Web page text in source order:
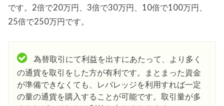
です。2倍で20万円、3倍で30万円、10倍で100万円、
25倍で250万円です。
為替取引にて利益を出すにあたって、より多く
の通貨を取引をした方が有利です。まとまった資金
が準備できなくても、レバレッジを利用すれば一定
の量の通貨を購入することが可能です。取引量が多